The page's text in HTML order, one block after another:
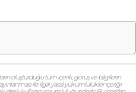
oluşturduğu tüm içerik, görüş ve bilgilerin
ile ilgili yasal yükümlülükler içeriği